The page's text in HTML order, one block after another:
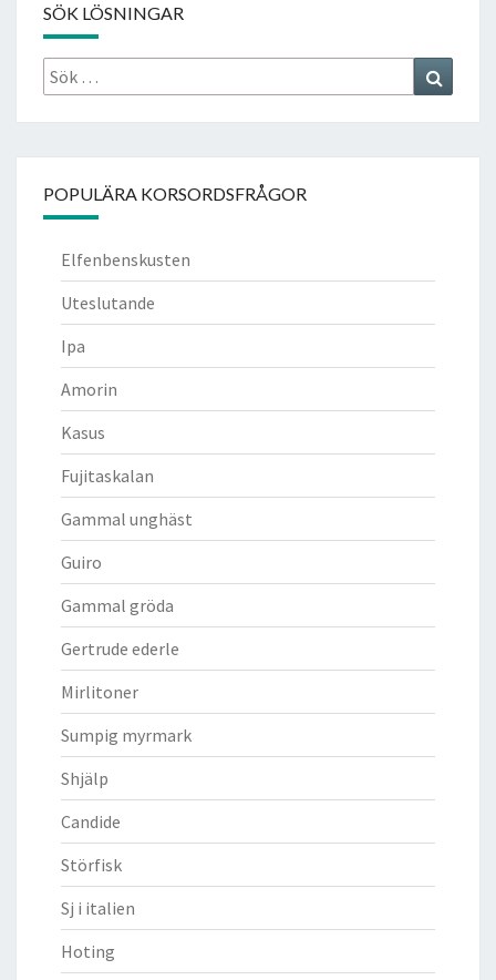
SÖK LÖSNINGAR
Sök
efter:
POPULÄRA KORSORDSFRÅGOR
Elfenbenskusten
Uteslutande
Ipa
Amorin
Kasus
Fujitaskalan
Gammal unghäst
Guiro
Gammal gröda
Gertrude ederle
Mirlitoner
Sumpig myrmark
Shjälp
Candide
Störfisk
Sj i italien
Hoting